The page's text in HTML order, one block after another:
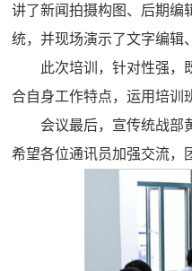
讲了新闻拍摄构图、后期编
统，并现场演示了文字编辑
此次培训，针对性强，
合自身工作特点，运用培训
会议最后，宣传统战部
希望各位通讯员加强交流，